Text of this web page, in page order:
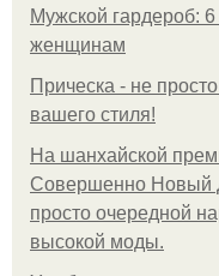
Мужской гардероб:
женщинам
Прическа - не
вашего стиля!
На шанхайской
Совершенно Новый
просто очередной
высокой моды.